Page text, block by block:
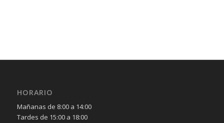
HORARIO
Mañanas de 8:00 a 14:00
Tardes de 15:00 a 18:00